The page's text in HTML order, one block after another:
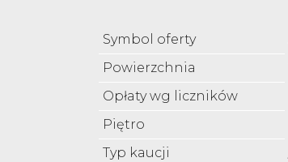
Symbol oferty
Powierzchnia
Opłaty wg liczników
Piętro
Typ kaucji